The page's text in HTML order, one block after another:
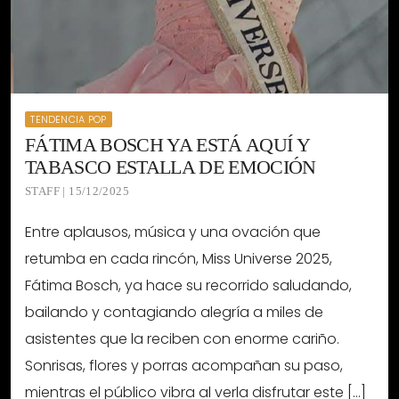
TENDENCIA POP
FÁTIMA BOSCH YA ESTÁ AQUÍ Y
TABASCO ESTALLA DE EMOCIÓN
STAFF | 15/12/2025
Entre aplausos, música y una ovación que
retumba en cada rincón, Miss Universe 2025,
Fátima Bosch, ya hace su recorrido saludando,
bailando y contagiando alegría a miles de
asistentes que la reciben con enorme cariño.
Sonrisas, flores y porras acompañan su paso,
mientras el público vibra al verla disfrutar este […]